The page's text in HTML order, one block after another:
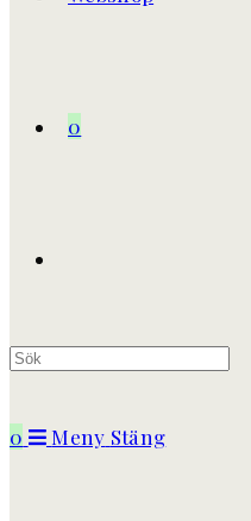
0
0 Meny Stäng